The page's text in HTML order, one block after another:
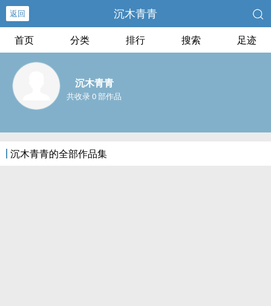
返回 沉木青青
首页 分类 排行 搜索 足迹
沉木青青
共收录 0 部作品
沉木青青的全部作品集